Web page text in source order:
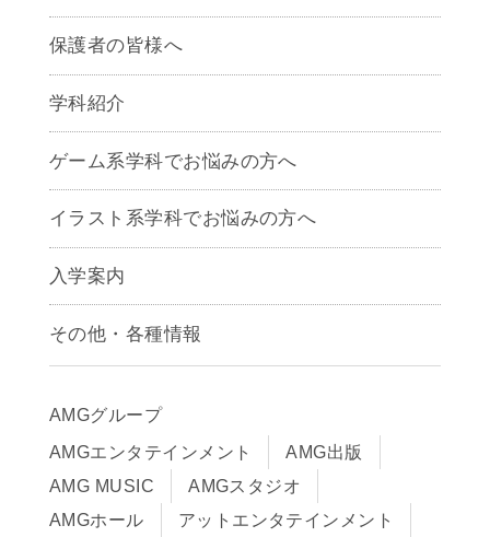
保護者の皆様へ
学科紹介
ゲームクリエイター学科
CG学科
アニメーション学科
声優学科
ゲーム系学科でお悩みの方へ
イラスト系学科でお悩みの方へ
入学案内
募集要項
早期出願制度・AOエントリー
入学までの流れ
学費サポート・各種制度
学費について
Q&A
その他・各種情報
アクセス
サイトポリシー
在校生・保護者の方へ
卒業生の皆様へ
AMGグループ
AMGエンタテインメント
AMG出版
AMG MUSIC
AMGスタジオ
AMGホール
アットエンタテインメント